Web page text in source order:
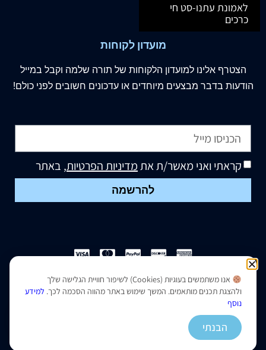
לאמונת עתנו-סט חי
כרכים
מועדון לקוחות
הצטרף אלינו למועדון הלקוחות של תורה שלמה וקבל במייל
הודעות בדבר מבצעים מיוחדים או עדכונים חשובים לפני כולם!
קראתי ואני מאשר/ת אתמדיניות הפרטיות, באתר
להרשמה
הצהרת נגישות|מדיניות פרטיות
נבנה ועוצב על ידי –
אנו משתמשים בעוגיות (Cookies) לשיפור חוויית הגלישה שלך
ולהצגת תכנים מותאמים. המשך שימוש באתר מהווה הסכמה לכך. למידע
נוסף
הבנתי